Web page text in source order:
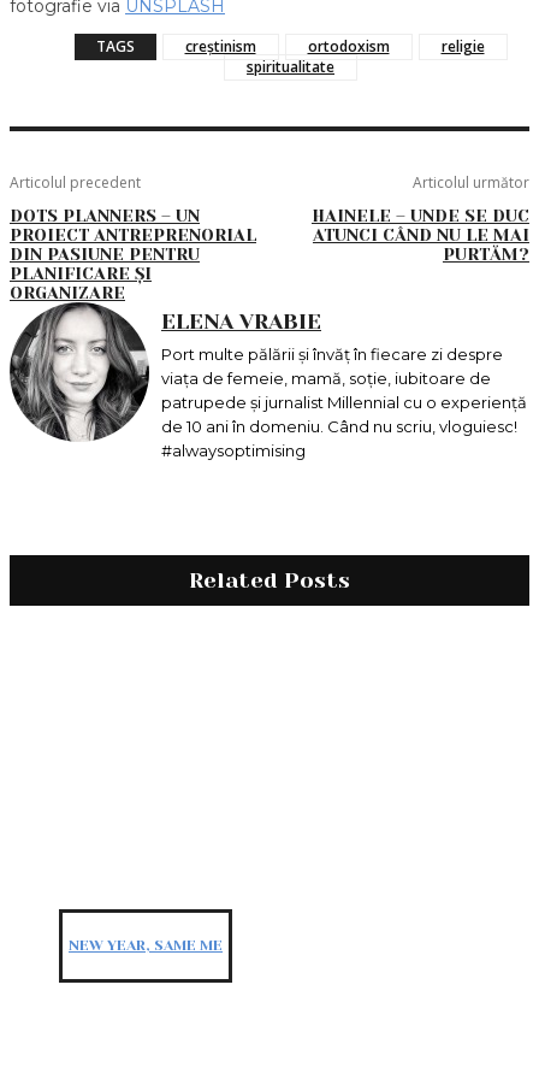
fotografie via UNSPLASH
TAGS creștinism ortodoxism
religie
spiritualitate
Articolul precedent
DOTS PLANNERS – UN
PROIECT ANTREPRENORIAL
DIN PASIUNE PENTRU
PLANIFICARE ȘI
ORGANIZARE
Articolul următor
HAINELE – UNDE SE DUC
ATUNCI CÂND NU LE MAI
PURTĂM?
ELENA VRABIE
Port multe pălării și învăț în fiecare zi despre
viața de femeie, mamă, soție, iubitoare de
patrupede și jurnalist Millennial cu o experiență
de 10 ani în domeniu. Când nu scriu, vloguiesc!
#alwaysoptimising
Related Posts
NEW YEAR, SAME ME